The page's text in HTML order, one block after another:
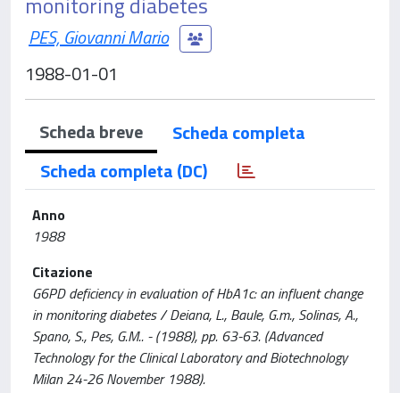
PES, Giovanni Mario
1988-01-01
Scheda breve
Scheda completa
Scheda completa (DC)
Anno
1988
Citazione
G6PD deficiency in evaluation of HbA1c: an influent change
in monitoring diabetes / Deiana, L., Baule, G.m., Solinas, A.,
Spano, S., Pes, G.M.. - (1988), pp. 63-63. (Advanced
Technology for the Clinical Laboratory and Biotechnology
Milan 24-26 November 1988).